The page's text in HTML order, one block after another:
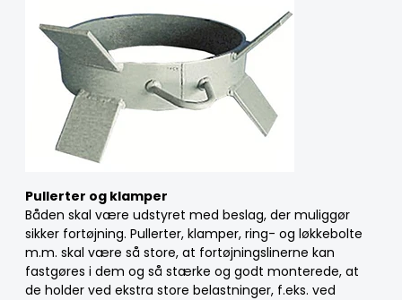
Pullerter og klamper
Båden skal være udstyret med beslag, der muliggør
sikker fortøjning. Pullerter, klamper, ring- og løkkebolte
m.m. skal være så store, at fortøjningslinerne kan
fastgøres i dem og så stærke og godt monterede, at
de holder ved ekstra store belastninger, f.eks. ved